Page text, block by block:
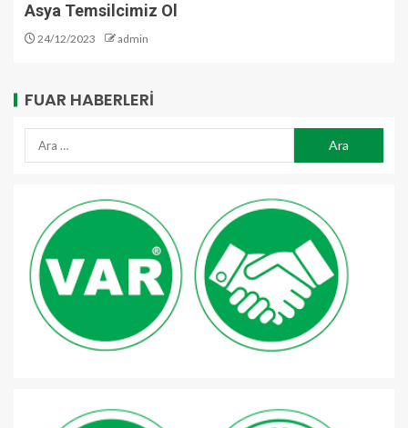
Asya Temsilcimiz Ol
24/12/2023 admin
FUAR HABERLERI